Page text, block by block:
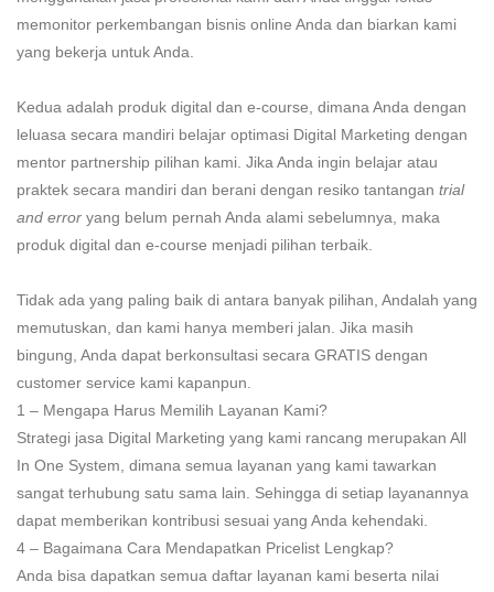
memonitor perkembangan bisnis online Anda dan biarkan kami
yang bekerja untuk Anda.
Kedua adalah produk digital dan e-course, dimana Anda dengan
leluasa secara mandiri belajar optimasi Digital Marketing dengan
mentor partnership pilihan kami. Jika Anda ingin belajar atau
praktek secara mandiri dan berani dengan resiko tantangan trial
and error yang belum pernah Anda alami sebelumnya, maka
produk digital dan e-course menjadi pilihan terbaik.
Tidak ada yang paling baik di antara banyak pilihan, Andalah yang
memutuskan, dan kami hanya memberi jalan. Jika masih
bingung, Anda dapat berkonsultasi secara GRATIS dengan
customer service kami kapanpun.
1 – Mengapa Harus Memilih Layanan Kami?
Strategi jasa Digital Marketing yang kami rancang merupakan All
In One System, dimana semua layanan yang kami tawarkan
sangat terhubung satu sama lain. Sehingga di setiap layanannya
dapat memberikan kontribusi sesuai yang Anda kehendaki.
4 – Bagaimana Cara Mendapatkan Pricelist Lengkap?
Anda bisa dapatkan semua daftar layanan kami beserta nilai